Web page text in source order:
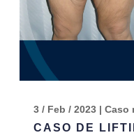
CASO DE
3 / Feb / 2023| Caso